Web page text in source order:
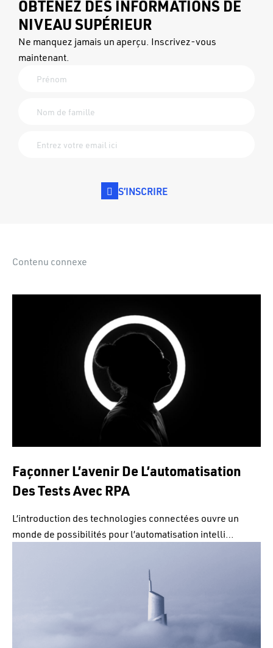
OBTENEZ DES INFORMATIONS DE
NIVEAU SUPÉRIEUR
Ne manquez jamais un aperçu. Inscrivez-vous
maintenant.
S’INSCRIRE
Contenu connexe
Façonner L’avenir De L’automatisation
Des Tests Avec RPA
L’introduction des technologies connectées ouvre un
monde de possibilités pour l’automatisation intelli…